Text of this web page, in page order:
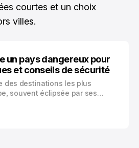
courtes et un choix
villes.
un pays dangereux pour
et conseils de sécurité
des destinations les plus
souvent éclipsée par ses
la Macédoine du Nord, le